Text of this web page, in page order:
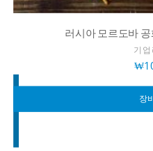
러시아 모르도바
기업
₩
장